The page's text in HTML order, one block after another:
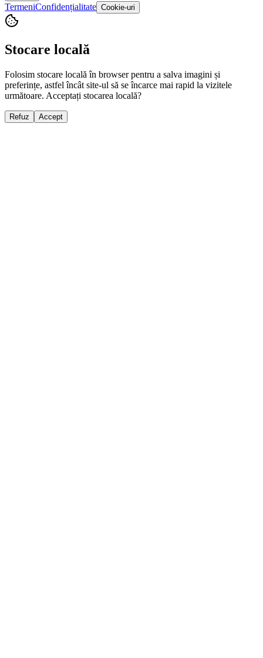
TermeniConfidențialitate Cookie-uri
Stocare locală
Folosim stocare locală în browser pentru a salva imagini și
preferințe, astfel încât site-ul să se încarce mai rapid la vizitele
următoare. Acceptați stocarea locală?
Refuz Accept